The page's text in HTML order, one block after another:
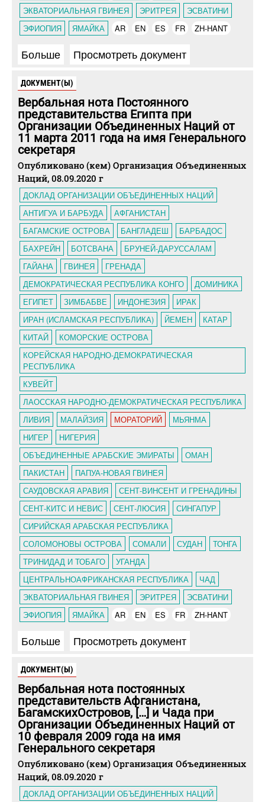
ЭКВАТОРИАЛЬНАЯ ГВИНЕЯ
ЭРИТРЕЯ
ЭСВАТИНИ
ЭФИОПИЯ
ЯМАЙКА AR EN ES FR ZH-HANT
Больше Просмотреть документ
ДОКУМЕНТ(Ы)
Вербальная нота Постоянного
представительства Египта при
Организации Объединенных Наций от
11 марта 2011 года на имя Генерального
секретаря
Опубликовано (кем) Организация Объединенных
Наций, 08.09.2020 г
ДОКЛАД ОРГАНИЗАЦИИ ОБЪЕДИНЕННЫХ НАЦИЙ
АНТИГУА И БАРБУДА
АФГАНИСТАН
БАГАМСКИЕ ОСТРОВА
БАНГЛАДЕШ
БАРБАДОС
БАХРЕЙН
БОТСВАНА
БРУНЕЙ-ДАРУССАЛАМ
ГАЙАНА
ГВИНЕЯ
ГРЕНАДА
ДЕМОКРАТИЧЕСКАЯ РЕСПУБЛИКА КОНГО
ДОМИНИКА
ЕГИПЕТ
ЗИМБАБВЕ ИНДОНЕЗИЯ
ИРАК
ИРАН (ИСЛАМСКАЯ РЕСПУБЛИКА)
ЙЕМЕН
КАТАР
КИТАЙ
КОМОРСКИЕ ОСТРОВА
КОРЕЙСКАЯ НАРОДНО-ДЕМОКРАТИЧЕСКАЯ
РЕСПУБЛИКА
КУВЕЙТ
ЛАОССКАЯ НАРОДНО-ДЕМОКРАТИЧЕСКАЯ РЕСПУБЛИКА
ЛИВИЯ
МАЛАЙЗИЯ МОРАТОРИЙ
МЬЯНМА
НИГЕР
НИГЕРИЯ
ОБЪЕДИНЕННЫЕ АРАБСКИЕ ЭМИРАТЫ
ОМАН
ПАКИСТАН
ПАПУА-НОВАЯ ГВИНЕЯ
САУДОВСКАЯ АРАВИЯ
СЕНТ-ВИНСЕНТ И ГРЕНАДИНЫ
СЕНТ-КИТС И НЕВИС
СЕНТ-ЛЮСИЯ
СИНГАПУР
СИРИЙСКАЯ АРАБСКАЯ РЕСПУБЛИКА
СОЛОМОНОВЫ ОСТРОВА
СОМАЛИ СУДАН
ТОНГА
ТРИНИДАД И ТОБАГО
УГАНДА
ЦЕНТРАЛЬНОАФРИКАНСКАЯ РЕСПУБЛИКА
ЧАД
ЭКВАТОРИАЛЬНАЯ ГВИНЕЯ
ЭРИТРЕЯ
ЭСВАТИНИ
ЭФИОПИЯ
ЯМАЙКА AR EN ES FR ZH-HANT
Больше Просмотреть документ
ДОКУМЕНТ(Ы)
Вербальная нота постоянных
представительств Афганистана,
БагамскихОстровов, […] и Чада при
Организации Объединенных Наций от
10 февраля 2009 года на имя
Генерального секретаря
Опубликовано (кем) Организация Объединенных
Наций, 08.09.2020 г
ДОКЛАД ОРГАНИЗАЦИИ ОБЪЕДИНЕННЫХ НАЦИЙ